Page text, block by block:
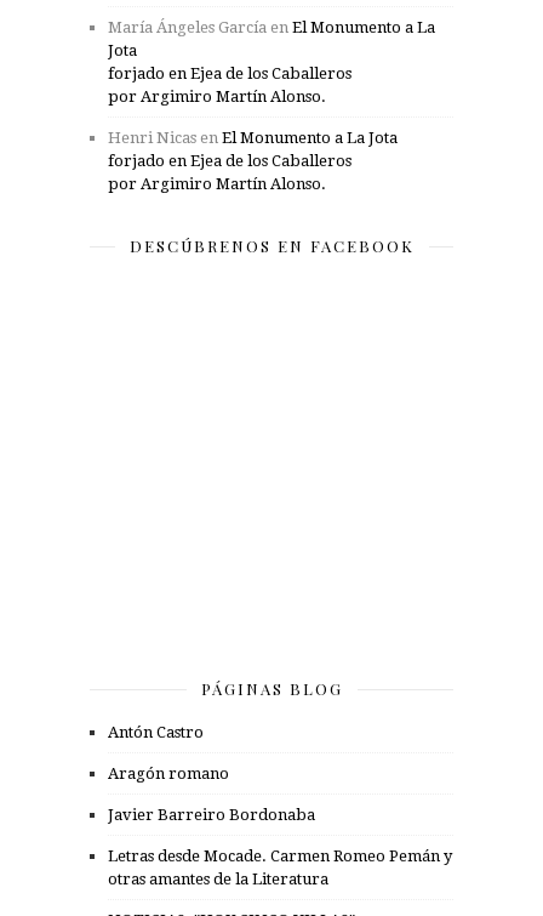
María Ángeles García en El Monumento a La
Jota
forjado en Ejea de los Caballeros
por Argimiro Martín Alonso.
Henri Nicas en El Monumento a La Jota
forjado en Ejea de los Caballeros
por Argimiro Martín Alonso.
DESCÚBRENOS EN FACEBOOK
PÁGINAS BLOG
Antón Castro
Aragón romano
Javier Barreiro Bordonaba
Letras desde Mocade. Carmen Romeo Pemán y
otras amantes de la Literatura